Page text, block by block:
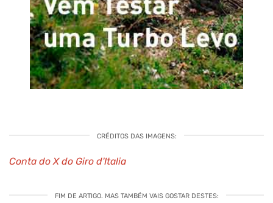
CRÉDITOS DAS IMAGENS:
Conta do X do Giro d'Italia
FIM DE ARTIGO. MAS TAMBÉM VAIS GOSTAR DESTES: